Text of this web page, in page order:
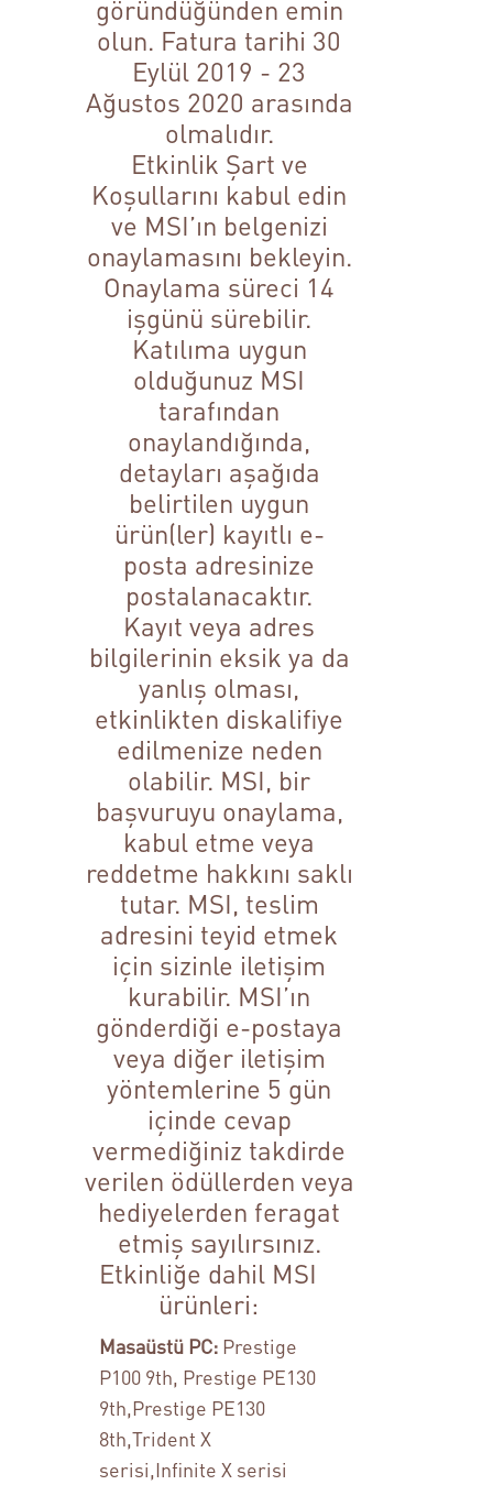
göründüğünden emin
olun. Fatura tarihi 30
Eylül 2019 - 23
Ağustos 2020 arasında
olmalıdır.
Etkinlik Şart ve
Koşullarını kabul edin
ve MSI’ın belgenizi
onaylamasını bekleyin.
Onaylama süreci 14
işgünü sürebilir.
Katılıma uygun
olduğunuz MSI
tarafından
onaylandığında,
detayları aşağıda
belirtilen uygun
ürün(ler) kayıtlı e-
posta adresinize
postalanacaktır.
Kayıt veya adres
bilgilerinin eksik ya da
yanlış olması,
etkinlikten diskalifiye
edilmenize neden
olabilir. MSI, bir
başvuruyu onaylama,
kabul etme veya
reddetme hakkını saklı
tutar. MSI, teslim
adresini teyid etmek
için sizinle iletişim
kurabilir. MSI’ın
gönderdiği e-postaya
veya diğer iletişim
yöntemlerine 5 gün
içinde cevap
vermediğiniz takdirde
verilen ödüllerden veya
hediyelerden feragat
etmiş sayılırsınız.
Etkinliğe dahil MSI
ürünleri:
Masaüstü PC: Prestige
P100 9th, Prestige PE130
9th,Prestige PE130
8th,Trident X
serisi,Infinite X serisi